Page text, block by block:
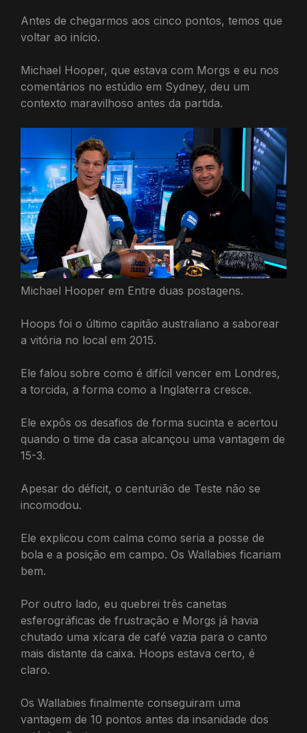
Antes de chegarmos aos cinco pontos, temos que
voltar ao início.
Michael Hooper, que estava com Morgs e eu nos
comentários no estúdio em Sydney, deu um
contexto maravilhoso antes da partida.
Michael Hooper em Entre duas postagens.
Hoops foi o último capitão australiano a saborear
a vitória no local em 2015.
Ele falou sobre como é difícil vencer em Londres,
a torcida, a forma como a Inglaterra cresce.
Ele expôs os desafios de forma sucinta e acertou
quando o time da casa alcançou uma vantagem de
15-3.
Apesar do déficit, o centurião de Teste não se
incomodou.
Ele explicou com calma como seria a posse de
bola e a posição em campo. Os Wallabies ficariam
bem.
Por outro lado, eu quebrei três canetas
esferográficas de frustração e Morgs já havia
chutado uma xícara de café vazia para o canto
mais distante da caixa. Hoops estava certo, é
claro.
Os Wallabies finalmente conseguiram uma
vantagem de 10 pontos antes da insanidade dos